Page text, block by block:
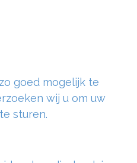
goed mogelijk te
wij u om uw
sturen.